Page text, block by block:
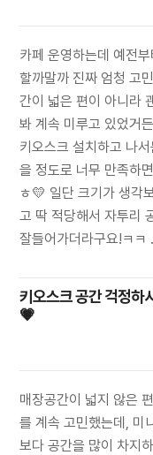
카페 운영하는데 예전
할까말까 진짜 엄청 고
간이 넓은 편이 아니라
봐 계속 미루고 있었거
키오스크 설치하고 나
을 정도로 너무 만족하
ㅎ💛 일단 크기가 생각
고 딱 적당해서 자투리
잘들어가더라구요!ㅋㅋ
키오스크 공간 걱정하
💗
매장공간이 넓지 않은
를 계속 고민했는데, 미
보다 공간을 많이 차지